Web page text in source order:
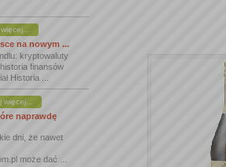
na nowym ...
kryptowaluty
finansów
Historia ...
więcej...
naprawdę
dni, że nawet
może dać ...